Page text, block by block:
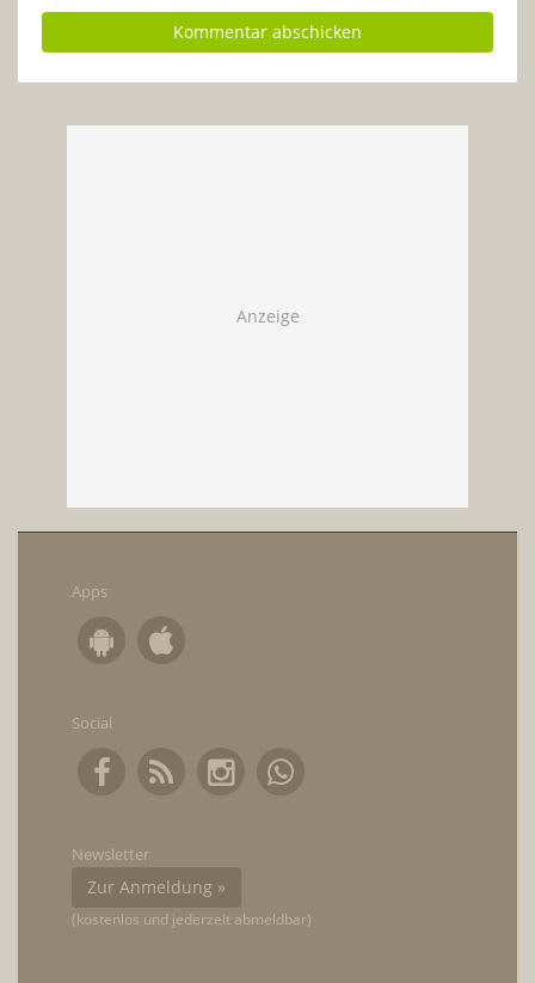
Apps
Social
Newsletter
Zur Anmeldung »
(kostenlos und jederzeit abmeldbar)